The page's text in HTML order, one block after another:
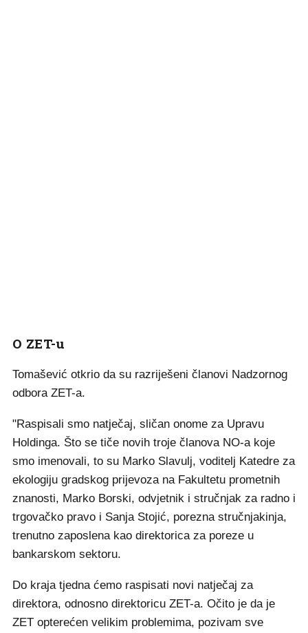
O ZET-u
Tomašević otkrio da su razriješeni članovi Nadzornog
odbora ZET-a.
"Raspisali smo natječaj, sličan onome za Upravu
Holdinga. Što se tiče novih troje članova NO-a koje
smo imenovali, to su Marko Slavulj, voditelj Katedre za
ekologiju gradskog prijevoza na Fakultetu prometnih
znanosti, Marko Borski, odvjetnik i stručnjak za radno i
trgovačko pravo i Sanja Stojić, porezna stručnjakinja,
trenutno zaposlena kao direktorica za poreze u
bankarskom sektoru.
Do kraja tjedna ćemo raspisati novi natječaj za
direktora, odnosno direktoricu ZET-a. Očito je da je
ZET opterećen velikim problemima, pozivam sve